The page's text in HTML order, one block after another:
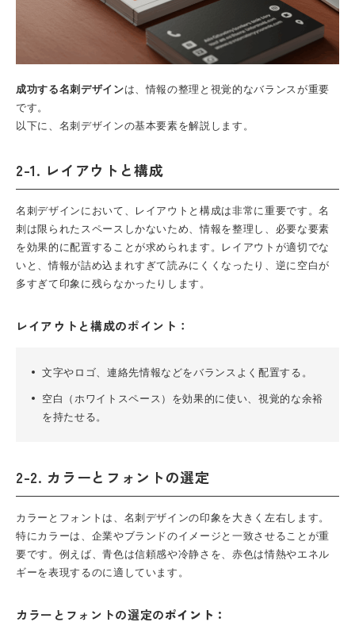
成功する名刺デザインは、情報の整理と視覚的なバランスが重要
です。
以下に、名刺デザインの基本要素を解説します。
2-1. レイアウトと構成
名刺デザインにおいて、レイアウトと構成は非常に重要です。名
刺は限られたスペースしかないため、情報を整理し、必要な要素
を効果的に配置することが求められます。レイアウトが適切でな
いと、情報が詰め込まれすぎて読みにくくなったり、逆に空白が
多すぎて印象に残らなかったりします。
レイアウトと構成のポイント：
文字やロゴ、連絡先情報などをバランスよく配置する。
空白（ホワイトスペース）を効果的に使い、視覚的な余裕
を持たせる。
2-2. カラーとフォントの選定
カラーとフォントは、名刺デザインの印象を大きく左右します。
特にカラーは、企業やブランドのイメージと一致させることが重
要です。例えば、青色は信頼感や冷静さを、赤色は情熱やエネル
ギーを表現するのに適しています。
カラーとフォントの選定のポイント：